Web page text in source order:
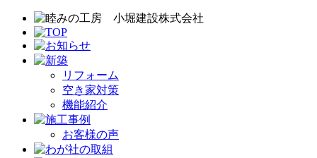
リフォーム
空き家対策
機能紹介
お客様の声